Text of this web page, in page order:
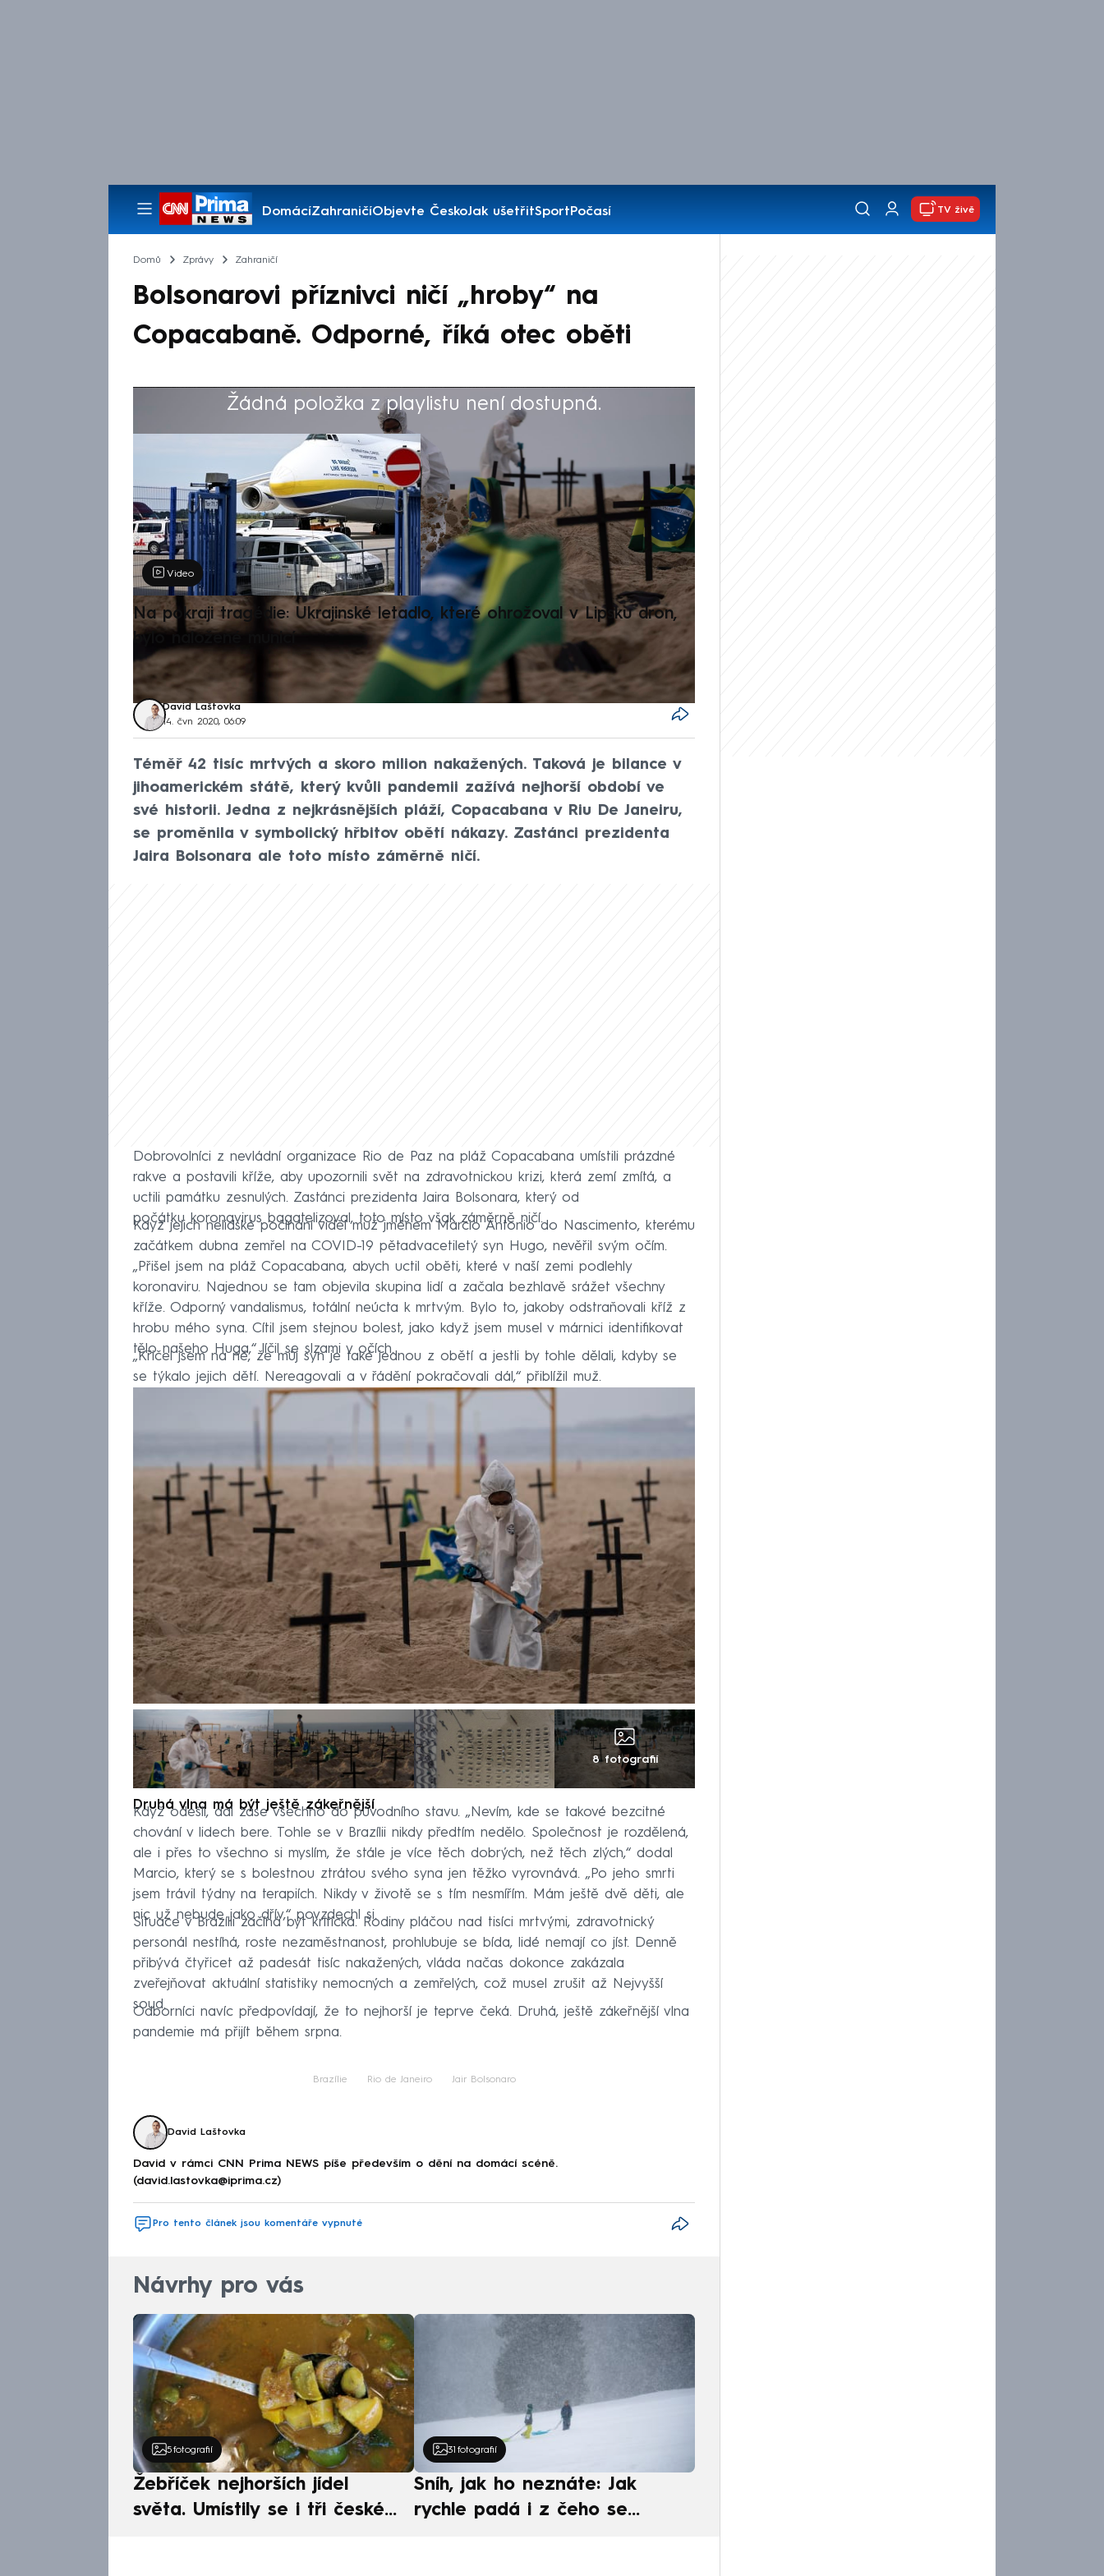
DomácíZahraničíObjevte ČeskoJak ušetřitSportPočasí
Pořady
TV živě
Domů Zprávy Zahraničí
Bolsonarovi příznivci ničí „hroby“ na
Copacabaně. Odporné, říká otec oběti
Žádná položka z playlistu není dostupná.
Výběr redakce
Video
Na pokraji tragédie: Ukrajinské letadlo, které ohrožoval v Lipsku dron,
bylo naložené municí
David Laštovka
14. čvn 2020, 06:09
Téměř 42 tisíc mrtvých a skoro milion nakažených. Taková je bilance v
jihoamerickém státě, který kvůli pandemii zažívá nejhorší období ve
své historii. Jedna z nejkrásnějších pláží, Copacabana v Riu De Janeiru,
se proměnila v symbolický hřbitov obětí nákazy. Zastánci prezidenta
Jaira Bolsonara ale toto místo záměrně ničí.
Dobrovolníci z nevládní organizace Rio de Paz na pláž Copacabana umístili prázdné
rakve a postavili kříže, aby upozornili svět na zdravotnickou krizi, která zemí zmítá, a
uctili památku zesnulých. Zastánci prezidenta Jaira Bolsonara, který od
počátku koronavirus bagatelizoval, toto místo však záměrně ničí.
Když jejich nelidské počínání viděl muž jménem Marcio Antonio do Nascimento, kterému
začátkem dubna zemřel na COVID-19 pětadvacetiletý syn Hugo, nevěřil svým očím.
„Přišel jsem na pláž Copacabana, abych uctil oběti, které v naší zemi podlehly
koronaviru. Najednou se tam objevila skupina lidí a začala bezhlavě srážet všechny
kříže. Odporný vandalismus, totální neúcta k mrtvým. Bylo to, jakoby odstraňovali kříž z
hrobu mého syna. Cítil jsem stejnou bolest, jako když jsem musel v márnici identifikovat
tělo našeho Huga,“ líčil se slzami v očích.
„Křičel jsem na ně, že můj syn je také jednou z obětí a jestli by tohle dělali, kdyby se
se týkalo jejich dětí. Nereagovali a v řádění pokračovali dál,“ přiblížil muž.
8 fotografií
Druhá vlna má být ještě zákeřnější
Když odešli, dal zase všechno do původního stavu. „Nevím, kde se takové bezcitné
chování v lidech bere. Tohle se v Brazílii nikdy předtím nedělo. Společnost je rozdělená,
ale i přes to všechno si myslím, že stále je více těch dobrých, než těch zlých,“ dodal
Marcio, který se s bolestnou ztrátou svého syna jen těžko vyrovnává. „Po jeho smrti
jsem trávil týdny na terapiích. Nikdy v životě se s tím nesmířím. Mám ještě dvě děti, ale
nic už nebude jako dřív,“ povzdechl si.
Situace v Brazílii začíná být kritická. Rodiny pláčou nad tisíci mrtvými, zdravotnický
personál nestíhá, roste nezaměstnanost, prohlubuje se bída, lidé nemají co jíst. Denně
přibývá čtyřicet až padesát tisíc nakažených, vláda načas dokonce zakázala
zveřejňovat aktuální statistiky nemocných a zemřelých, což musel zrušit až Nejvyšší
soud.
Odborníci navíc předpovídají, že to nejhorší je teprve čeká. Druhá, ještě zákeřnější vlna
pandemie má přijít během srpna.
Brazílie Rio de Janeiro Jair Bolsonaro
David Laštovka
David v rámci CNN Prima NEWS píše především o dění na domácí scéně.
(david.lastovka@iprima.cz)
Pro tento článek jsou komentáře vypnuté
Návrhy pro vás
5 fotografií
Žebříček nejhorších jídel
světa. Umístily se i tři české
31 fotografií
Sníh, jak ho neznáte: Jak
rychle padá i z čeho se